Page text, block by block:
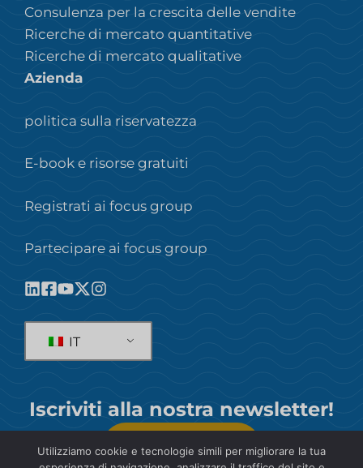
Consulenza per la crescita delle vendite
Ricerche di mercato quantitative
Ricerche di mercato qualitative
Azienda
politica sulla riservatezza
E-book e risorse gratuiti
Registrati ai focus group
Partecipare ai focus group
IT
Iscriviti alla nostra newsletter!
SOTTOSCRIVI
Utilizziamo cookie e tecnologie simili per migliorare la tua